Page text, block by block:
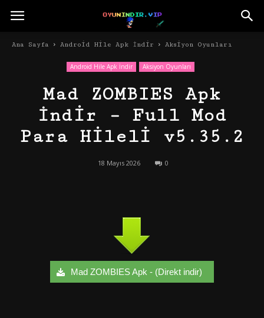
Ana Sayfa Android Hile Apk İndir Aksiyon Oyunları
Android Hile Apk İndir Aksiyon Oyunları
Mad ZOMBIES Apk
İndir – Full Mod
Para Hileli v5.35.2
18 Mayıs 2026 0
Mad ZOMBIES Apk - (Direkt indir)